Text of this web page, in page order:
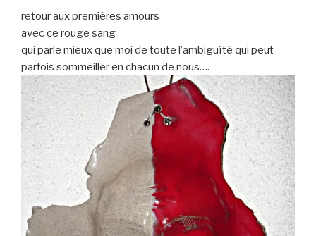
retour aux premières amours
avec ce rouge sang
qui parle mieux que moi de toute l’ambiguïté qui peut
parfois sommeiller en chacun de nous….